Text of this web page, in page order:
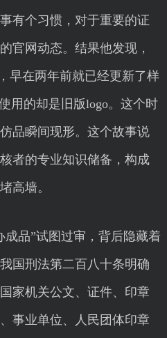
有个习惯，对于重要的证
官网动态。结果他发现，
早在两年前就已经更新了样
用的却是旧版logo。这个时
品瞬间现形。这个故事说
者的专业知识储备，构成
高墙。
成品”试图过审，背后隐藏着
国刑法第二百八十条明确
家机关公文、证件、印章
事业单位、人民团体印章